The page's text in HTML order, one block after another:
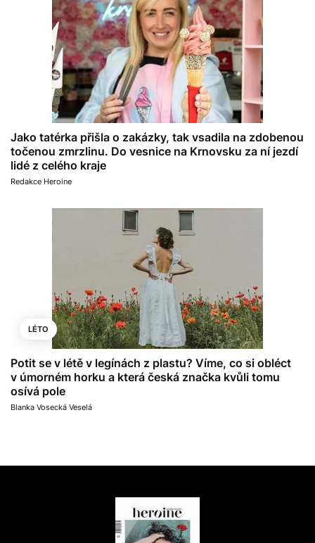
Jako tatérka přišla o zakázky, tak vsadila na zdobenou
točenou zmrzlinu. Do vesnice na Krnovsku za ní jezdí
lidé z celého kraje
Redakce Heroine
LÉTO
Potit se v létě v legínách z plastu? Víme, co si obléct
v úmorném horku a která česká značka kvůli tomu
osívá pole
Blanka Vosecká Veselá